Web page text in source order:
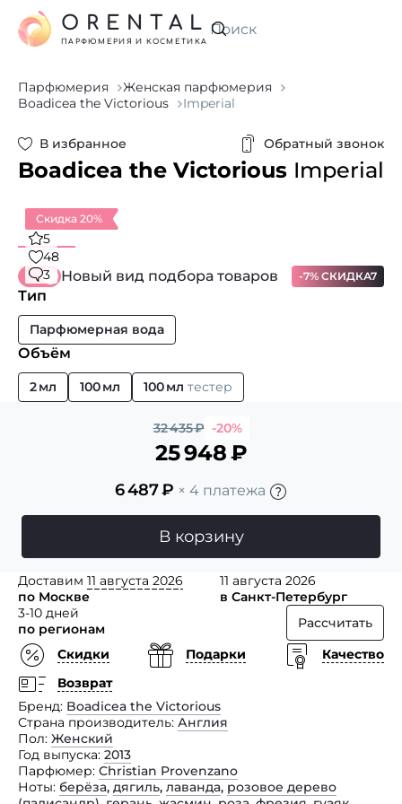
Искать
ORENTAL
ПАРФЮМЕРИЯ И КОСМЕТИКА
Парфюмерия
Женская парфюмерия
Boadicea the Victorious
Imperial
В избранное Обратный звонок
Boadicea the Victorious Imperial
Скидка 20%
5
48
3
Новый вид подбора товаров -7% СКИДКА7
Тип
Парфюмерная вода
Объём
2 мл 100 мл 100 мл тестер
32 435₽ -20%
25 948₽
6 487₽ × 4 платежа
В корзину
Доставим 11 августа 2026
по Москве
11 августа 2026
в Санкт-Петербург
3-10 дней
по регионам
Рассчитать
Скидки
Подарки
Качество
Возврат
Бренд Boadicea the Victorious
Страна производитель Англия
Пол Женский
Год выпуска 2013
Парфюмер Christian Provenzano
Ноты берёза, дягиль, лаванда, розовое дерево